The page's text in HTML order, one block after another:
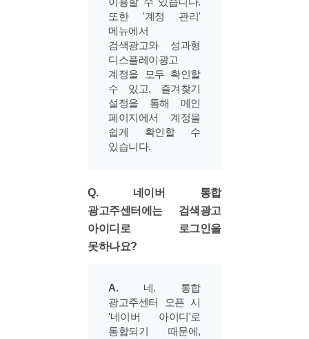
또한 '계정 관리'
메뉴에서
검색광고와 성과형
디스플레이광고
계정을 모두 확인할
수 있고, 즐겨찾기
설정을 통해 메인
페이지에서 계정을
쉽게 확인할 수
있습니다.
Q. 네이버 통합
광고주센터에는 검색광고
아이디로 로그인을
못하나요?
A. 네. 통합
광고주센터 오픈 시
'네이버 아이디'로
통합되기 때문에,